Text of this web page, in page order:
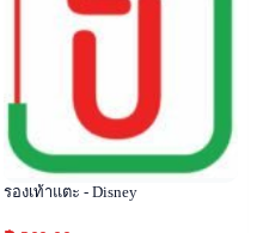
รองเท้าแตะ - Disney